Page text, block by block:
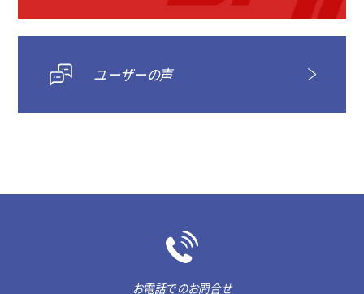
ユーザーの声
お電話でのお問合せ